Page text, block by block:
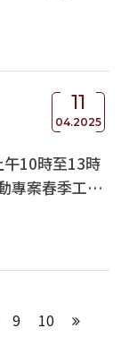
11
04.2025
午10時至13時
專案春季工作
9 10 下一頁